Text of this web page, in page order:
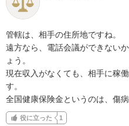
管轄は、相手の住所地ですね。
遠方なら、電話会議ができない
ょう。
現在収入がなくても、相手に稼
す。
全国健康保険金というのは、傷
役に立った 1